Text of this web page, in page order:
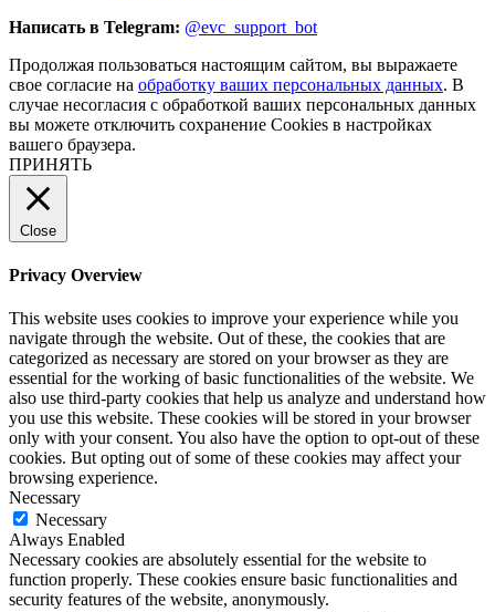
Написать в Telegram: @evc_support_bot
Продолжая пользоваться настоящим сайтом, вы выражаете
свое согласие на обработку ваших персональных данных. В
случае несогласия с обработкой ваших персональных данных
вы можете отключить сохранение Cookies в настройках
вашего браузера.
ПРИНЯТЬ
Close
Privacy Overview
This website uses cookies to improve your experience while you
navigate through the website. Out of these, the cookies that are
categorized as necessary are stored on your browser as they are
essential for the working of basic functionalities of the website. We
also use third-party cookies that help us analyze and understand how
you use this website. These cookies will be stored in your browser
only with your consent. You also have the option to opt-out of these
cookies. But opting out of some of these cookies may affect your
browsing experience.
Necessary
Necessary
Always Enabled
Necessary cookies are absolutely essential for the website to
function properly. These cookies ensure basic functionalities and
security features of the website, anonymously.